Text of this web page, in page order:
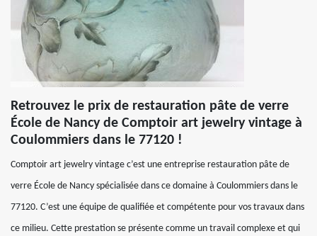
Retrouvez le prix de restauration pâte de verre
École de Nancy de Comptoir art jewelry vintage à
Coulommiers dans le 77120 !
Comptoir art jewelry vintage c’est une entreprise restauration pâte de
verre École de Nancy spécialisée dans ce domaine à Coulommiers dans le
77120. C’est une équipe de qualifiée et compétente pour vos travaux dans
ce milieu. Cette prestation se présente comme un travail complexe et qui